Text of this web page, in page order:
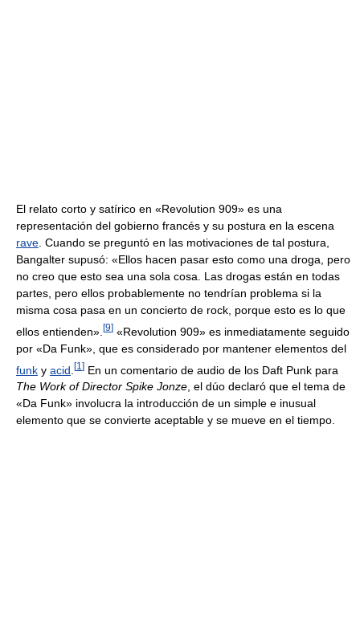
El relato corto y satírico en «Revolution 909» es una
representación del gobierno francés y su postura en la escena
rave . Cuando se preguntó en las motivaciones de tal postura,
Bangalter supusó: «Ellos hacen pasar esto como una droga, pero
no creo que esto sea una sola cosa. Las drogas están en todas
partes, pero ellos probablemente no tendrían problema si la
misma cosa pasa en un concierto de rock, porque esto es lo que
ellos entienden». [9] «Revolution 909» es inmediatamente seguido
por «Da Funk», que es considerado por mantener elementos del
funk y acid [1 ] En un comentario de audio de los Daft Punk para
The Work of Director Spike Jonze , el dúo declaró que el tema de
«Da Funk» involucra la introducción de un simple e inusual
elemento que se convierte aceptable y se mueve en el tiempo.